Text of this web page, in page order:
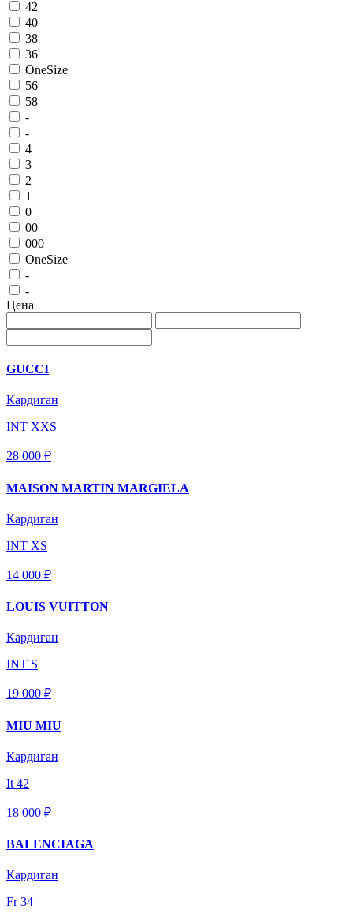
42
40
38
36
OneSize
56
58
-
-
4
3
2
1
0
00
000
OneSize
-
-
Цена
GUCCI
Кардиган
INT XXS
28 000 ₽
MAISON MARTIN MARGIELA
Кардиган
INT XS
14 000 ₽
LOUIS VUITTON
Кардиган
INT S
19 000 ₽
MIU MIU
Кардиган
It 42
18 000 ₽
BALENCIAGA
Кардиган
Fr 34